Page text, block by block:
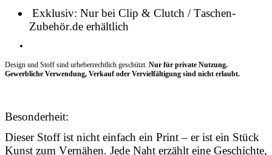
Exklusiv: Nur bei Clip & Clutch / Taschen-
Zubehör.de erhältlich
Design und Stoff sind urheberrechtlich geschützt. Nur für private Nutzung.
Gewerbliche Verwendung, Verkauf oder Vervielfältigung sind nicht erlaubt.
Besonderheit:
Dieser Stoff ist nicht einfach ein Print – er ist ein Stück
Kunst zum Vernähen. Jede Naht erzählt eine Geschichte,